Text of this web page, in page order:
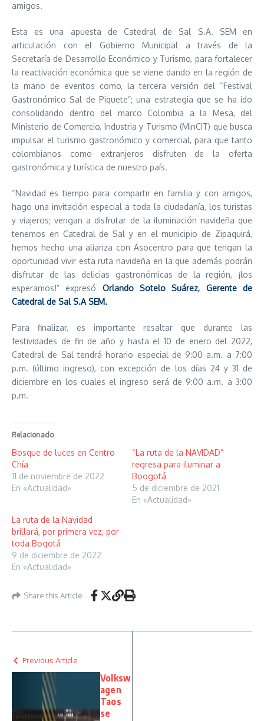
amigos.
Esta es una apuesta de Catedral de Sal S.A. SEM en
articulación con el Gobierno Municipal a través de la
Secretaría de Desarrollo Económico y Turismo, para fortalecer
la reactivación económica que se viene dando en la región de
la mano de eventos como, la tercera versión del “Festival
Gastronómico Sal de Piquete”; una estrategia que se ha ido
consolidando dentro del marco Colombia a la Mesa, del
Ministerio de Comercio, Industria y Turismo (MinCIT) que busca
impulsar el turismo gastronómico y comercial, para que tanto
colombianos como extranjeros disfruten de la oferta
gastronómica y turística de nuestro país.
“Navidad es tiempo para compartir en familia y con amigos,
hago una invitación especial a toda la ciudadanía, los turistas
y viajeros; vengan a disfrutar de la iluminación navideña que
tenemos en Catedral de Sal y en el municipio de Zipaquirá,
hemos hecho una alianza con Asocentro para que tengan la
oportunidad vivir esta ruta navideña en la que además podrán
disfrutar de las delicias gastronómicas de la región, ¡los
esperamos!” expresó Orlando Sotelo Suárez, Gerente de
Catedral de Sal S.A SEM.
Para finalizar, es importante resaltar que durante las
festividades de fin de año y hasta el 10 de enero del 2022,
Catedral de Sal tendrá horario especial de 9:00 a.m. a 7:00
p.m. (último ingreso), con excepción de los días 24 y 31 de
diciembre en los cuales el ingreso será de 9:00 a.m. a 3:00
p.m.
Relacionado
Bosque de luces en Centro
Chía
11 de noviembre de 2022
En «Actualidad»
“La ruta de la NAVIDAD”
regresa para iluminar a
Boogotá
5 de diciembre de 2021
En «Actualidad»
La ruta de la Navidad
brillará, por primera vez, por
toda Bogotá
9 de diciembre de 2022
En «Actualidad»
Share this Article
Previous Article
Volksw
agen
Taos
se